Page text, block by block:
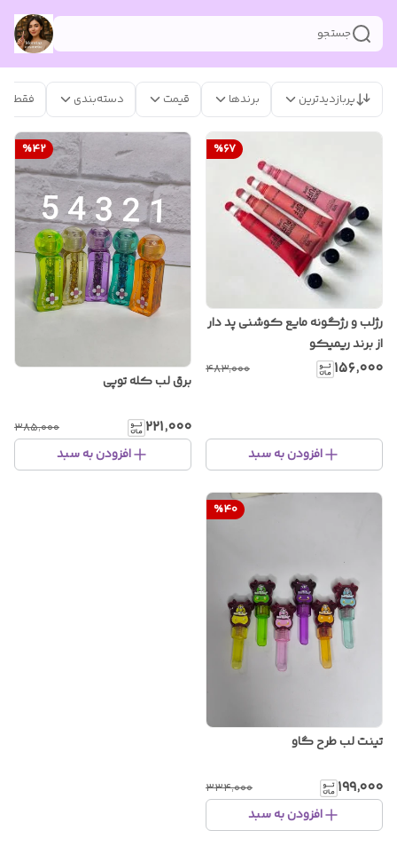
جستجو
پربازدیدترین برندها قیمت دسته‌بندی فقط
%67
رژلب و رژگونه مایع کوشنی‌ پد دار
از برند ریمیکو
۱۵۶٬۰۰۰ ۴۸۳٬۰۰۰
افزودن به سبد
%42
برق لب کله توپی
۲۲۱٬۰۰۰ ۳۸۵٬۰۰۰
افزودن به سبد
%40
تینت لب طرح گاو
۱۹۹٬۰۰۰ ۳۳۴٬۰۰۰
افزودن به سبد